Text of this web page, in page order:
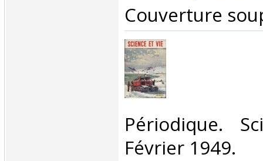
‎Couverture
‎Périodique.
Février 1949.‎